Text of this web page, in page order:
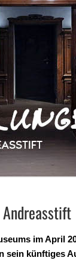
im April
sein künftiges